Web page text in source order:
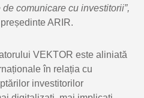
comunicare cu investitorii”,
ARIR.
VEKTOR este aliniată
în relația cu
investitorilor